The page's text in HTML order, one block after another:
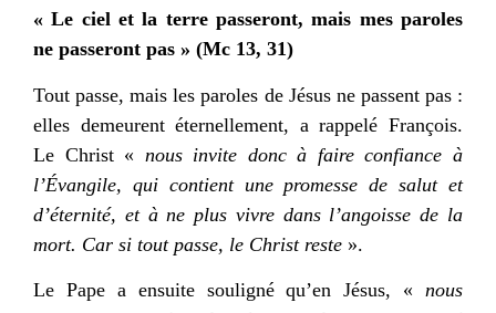
« Le ciel et la terre passeront, mais mes paroles
ne passeront pas » (Mc 13, 31)
Tout passe, mais les paroles de Jésus ne passent pas :
elles demeurent éternellement, a rappelé François.
Le Christ « nous invite donc à faire confiance à
l’Évangile, qui contient une promesse de salut et
d’éternité, et à ne plus vivre dans l’angoisse de la
mort. Car si tout passe, le Christ reste ».
Le Pape a ensuite souligné qu’en Jésus, « nous